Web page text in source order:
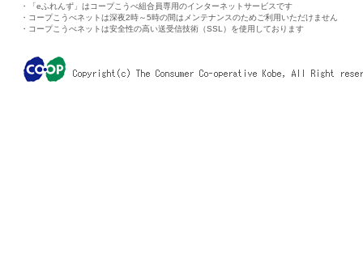
・「eふれんず」はコープこうべ組合員専用のインターネットサービスです
・コープこうべネットは深夜2時～5時の間はメンテナンスのためご利用いただけません
・コープこうべネットは安全性の高い送受信技術（SSL）を使用しております